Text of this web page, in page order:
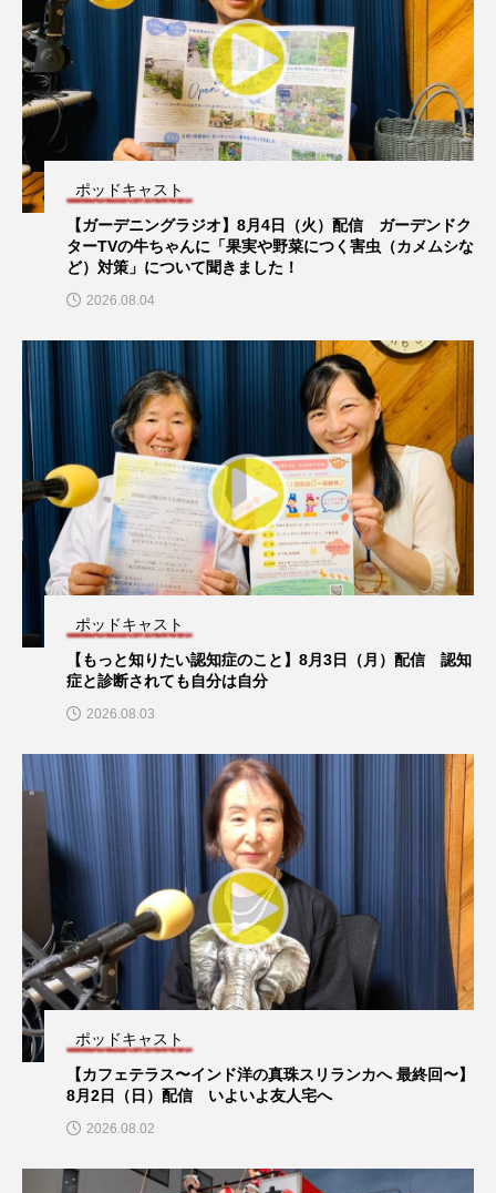
ちめいど雄介のお砂糖ミルクはどうされますか
つつじが丘小学校 つながりCafe‐Nanana no Moe
つなごーごー てっぺんの向こうにあなたがいる
なきごえバス にげてさがして
はたらくおやさい バナナもいるよ！
ひろかわさえこ ふくし情報
ふじ幼稚園 ふたりの魔女 ふつうの子ども
ぶらりまち歩き まこみちの爆笑肉トーク！
ままとこひろば みなとっちラジオ！
みるくっくキッズクラブ逆瀬川 みるくっ子通信
みるくのえほん みるく・ひまわり園
もたいまさこ
もんがきとしこの知りたい、聞きたい、伝えたい
やよい幼稚園 ゆたかな第三の人生のススメ
ゆりのき台中学校 ゆりのき台小学校
わたしらしく心豊かに過ごすためのふくし情報！
わたなべあや わらべうたベビーマッサージ
アナ・レナス
アニバーサリースクラップブッキング
アニメーション映画 アプレンティス
ポッドキャスト
【ガーデニングラジオ】8月4日（火）配信 ガーデンドク
ターTVの牛ちゃんに「果実や野菜につく害虫（カメムシな
ど）対策」について聞きました！
2026.08.04
ポッドキャスト
【もっと知りたい認知症のこと】8月3日（月）配信 認知
症と診断されても自分は自分
2026.08.03
ポッドキャスト
【カフェテラス〜インド洋の真珠スリランカへ 最終回〜】
8月2日（日）配信 いよいよ友人宅へ
2026.08.02
ポッドキャスト
大学附属 北摂第一幼稚園保護者会の谷口麻実さんにインタ
ポッドキャスト
【湊川短期大学附属幼稚園ラジオ】認定こども園 湊川短期
ー！
放課後ラジオ！
高校 3年次「探究活動〜welcome to さんだ〜」
プレイリスト
【プレイリスト】冬に聴きたい邦楽50選！
プレイリスト
【プレイリスト】ヘヴィメタル50選！
プレイリスト
【プレイリスト】2025年来日アーティスト50選！